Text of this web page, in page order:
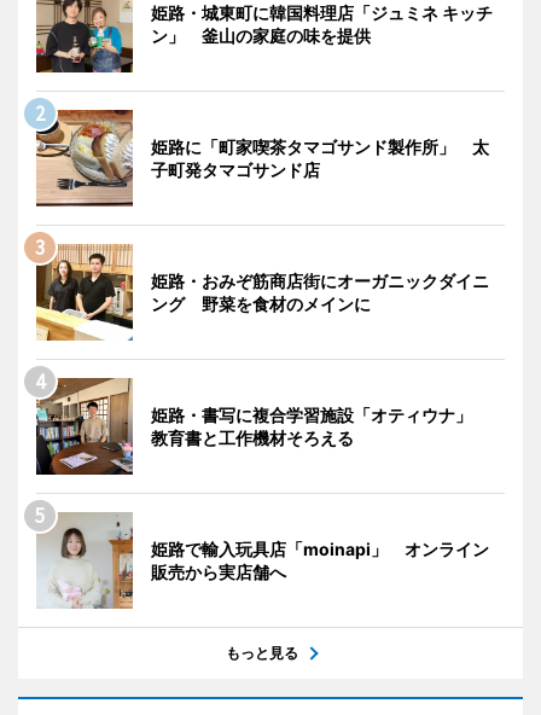
姫路・城東町に韓国料理店「ジュミネ キッチ
ン」 釜山の家庭の味を提供
姫路に「町家喫茶タマゴサンド製作所」 太
子町発タマゴサンド店
姫路・おみぞ筋商店街にオーガニックダイニ
ング 野菜を食材のメインに
姫路・書写に複合学習施設「オティウナ」
教育書と工作機材そろえる
姫路で輸入玩具店「moinapi」 オンライン
販売から実店舗へ
もっと見る